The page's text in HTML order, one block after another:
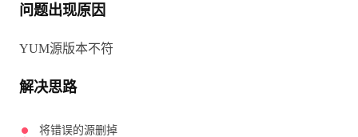
问题出现原因
YUM源版本不符
解决思路
将错误的源删掉